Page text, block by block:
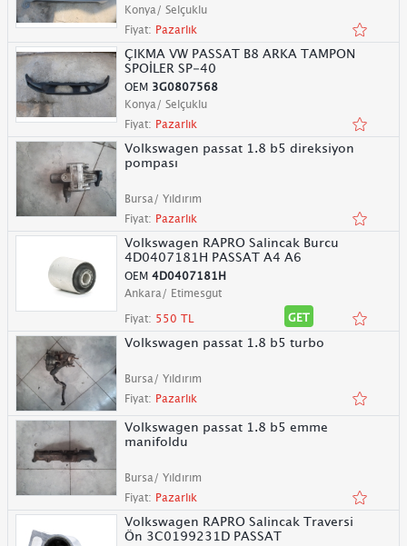
Konya/ Selçuklu
Fiyat: Pazarlık
ÇIKMA VW PASSAT B8 ARKA TAMPON
SPOİLER SP-40
OEM 3G0807568
Konya/ Selçuklu
Fiyat: Pazarlık
Volkswagen passat 1.8 b5 direksiyon
pompası
Bursa/ Yıldırım
Fiyat: Pazarlık
Volkswagen RAPRO Salincak Burcu
4D0407181H PASSAT A4 A6
OEM 4D0407181H
Ankara/ Etimesgut
Fiyat: 550 TL GET
Volkswagen passat 1.8 b5 turbo
Bursa/ Yıldırım
Fiyat: Pazarlık
Volkswagen passat 1.8 b5 emme
manifoldu
Bursa/ Yıldırım
Fiyat: Pazarlık
Volkswagen RAPRO Salincak Traversi
Ön 3C0199231D PASSAT